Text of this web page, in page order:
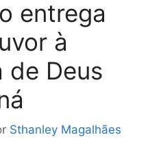
entrega
à
de Deus
Sthanley Magalhães